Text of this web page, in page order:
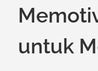
untuk